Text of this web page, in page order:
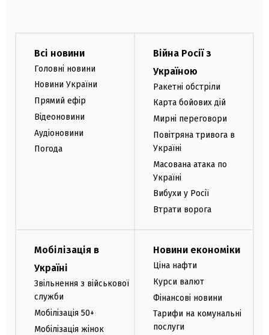
Всі новини
Головні новини
Новини України
Прямий ефір
Відеоновини
Аудіоновини
Погода
Війна Росії з
Україною
Ракетні обстріли
Карта бойових дій
Мирні переговори
Повітряна тривога в
Україні
Масована атака по
Україні
Вибухи у Росії
Втрати ворога
Мобілізація в
Україні
Звільнення з військової
служби
Мобілізація 50+
Мобілізація жінок
Новини економіки
Ціна нафти
Курси валют
Фінансові новини
Тарифи на комунальні
послуги